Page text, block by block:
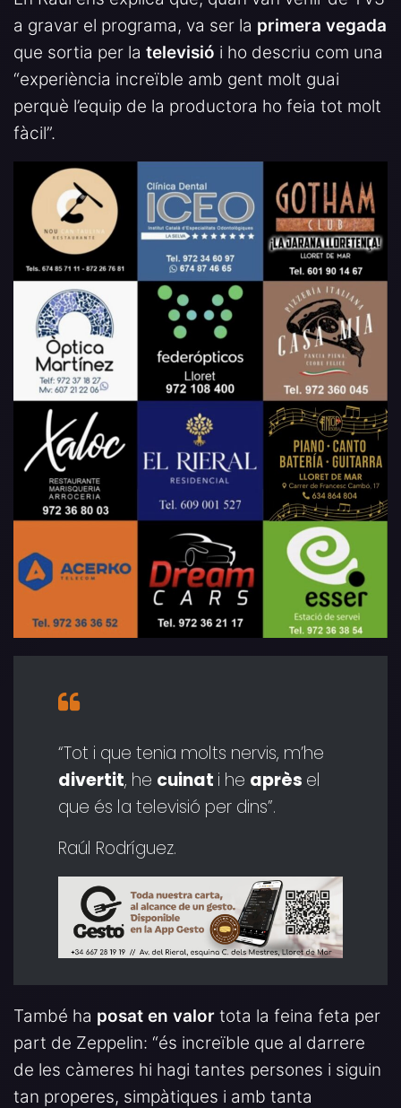
a gravar el programa, va ser la primera vegada
que sortia per la televisió i ho descriu com una
“experiència increïble amb gent molt guai
perquè l’equip de la productora ho feia tot molt
fàcil”.
“Tot i que tenia molts nervis, m’he
divertit, he cuinat i he après el
que és la televisió per dins”.
Raúl Rodríguez.
També ha posat en valor tota la feina feta per
part de Zeppelin: “és increïble que al darrere
de les càmeres hi hagi tantes persones i siguin
tan properes, simpàtiques i amb tanta